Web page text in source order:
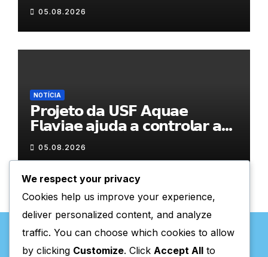
05.08.2026
NOTÍCIA
𝗣𝗿𝗼𝗷𝗲𝘁𝗼 𝗱𝗮 𝗨𝗦𝗙 𝗔𝗾𝘂𝗮𝗲
𝗙𝗹𝗮𝘃𝗶𝗮𝗲 𝗮𝗷𝘂𝗱𝗮 𝗮 𝗰𝗼𝗻𝘁𝗿𝗼𝗹𝗮𝗿 𝗮
𝗮𝗻𝘀𝗶𝗲𝗱𝗮𝗱𝗲
05.08.2026
We respect your privacy
Cookies help us improve your experience,
deliver personalized content, and analyze
traffic. You can choose which cookies to allow
by clicking Customize. Click Accept All to